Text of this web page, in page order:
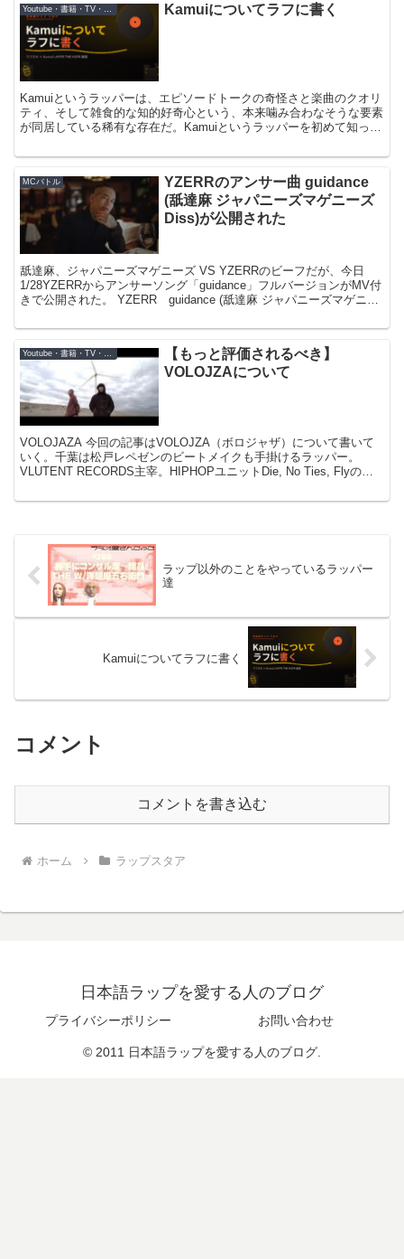
Youtube・書籍・TV・映画 Kamuiについてラフに書く
Kamuiというラッパーは、エピソードトークの奇怪さと楽曲のクオリ
ティ、そして雑食的な知的好奇心という、本来噛み合わなそうな要素
が同居している稀有な存在だ。Kamuiというラッパーを初めて知った
MCバトル
YZERRのアンサー曲 guidance
(舐達麻 ジャパニーズマゲニーズ
Diss)が公開された
舐達麻、ジャパニーズマゲニーズ VS YZERRのビーフだが、今日
1/28YZERRからアンサーソング「guidance」フルバージョンがMV付
きで公開された。 YZERR guidance (舐達麻 ジャパニーズマゲニー
Youtube・書籍・TV・映画
【もっと評価されるべき】
VOLOJZAについて
VOLOJAZA 今回の記事はVOLOJZA（ボロジャザ）について書いて
いく。千葉は松戸レペゼンのビートメイクも手掛けるラッパー。
VLUTENT RECORDS主宰。HIPHOPユニットDie, No Ties, Flyのメ
ラップ以外のことをやっているラッパー
達
Kamuiについてラフに書く
コメント
コメントを書き込む
ホーム ラップスタア
日本語ラップを愛する人のブログ
プライバシーポリシー お問い合わせ
© 2011 日本語ラップを愛する人のブログ.